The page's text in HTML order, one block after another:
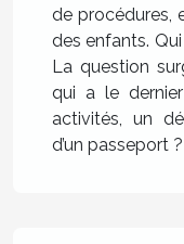
de procédures,
des enfants.
La question
qui a le
activités, un
d’un passeport